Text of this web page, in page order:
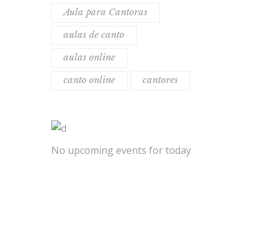
Aula para Cantoras
aulas de canto
aulas online
canto online
cantores
No upcoming events for today